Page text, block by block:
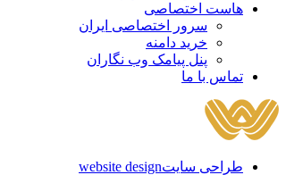
هاست اختصاصی
سرور اختصاصی ایران
خرید دامنه
پنل پیامک وب نگاران
تماس با ما
طراحی سایتwebsite design